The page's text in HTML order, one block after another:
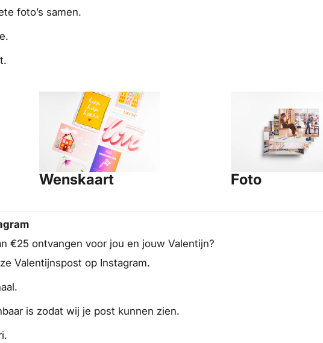
foto’s samen.
Wenskaart Foto
€25 ontvangen voor jou en jouw Valentijn?
Valentijnspost op Instagram.
is zodat wij je post kunnen zien.